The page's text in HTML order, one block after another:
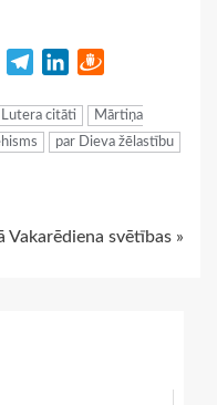
WhatsApp
TelegramLinkedIn
Lutera citāti
Mārtiņa
par Dieva žēlastību
Vakarēdiena svētības »